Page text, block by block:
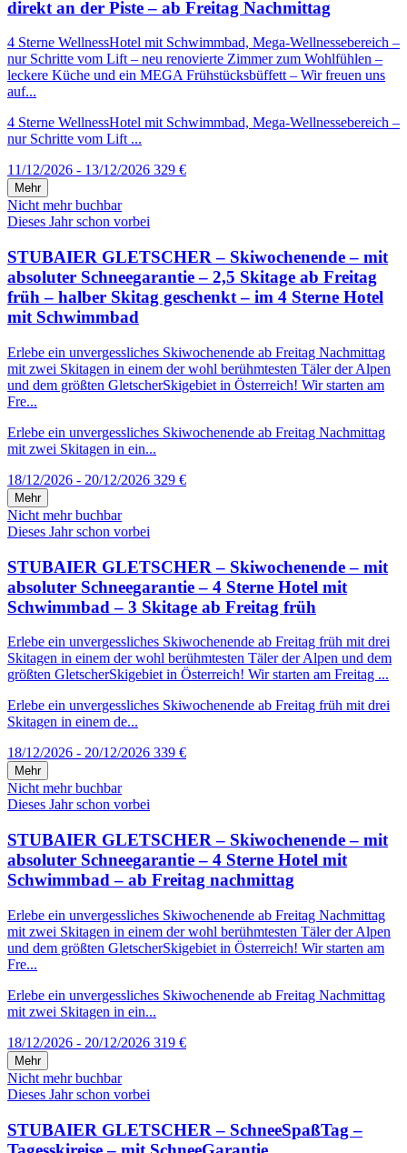
direkt an der Piste – ab Freitag Nachmittag
4 Sterne WellnessHotel mit Schwimmbad, Mega-Wellnessebereich –
nur Schritte vom Lift – neu renovierte Zimmer zum Wohlfühlen –
leckere Küche und ein MEGA Frühstücksbüffett – Wir freuen uns
auf...
4 Sterne WellnessHotel mit Schwimmbad, Mega-Wellnessebereich –
nur Schritte vom Lift ...
11/12/2026 - 13/12/2026 329 €
Mehr
Nicht mehr buchbar
Dieses Jahr schon vorbei
STUBAIER GLETSCHER – Skiwochenende – mit
absoluter Schneegarantie – 2,5 Skitage ab Freitag
früh – halber Skitag geschenkt – im 4 Sterne Hotel
mit Schwimmbad
Erlebe ein unvergessliches Skiwochenende ab Freitag Nachmittag
mit zwei Skitagen in einem der wohl berühmtesten Täler der Alpen
und dem größten GletscherSkigebiet in Österreich! Wir starten am
Fre...
Erlebe ein unvergessliches Skiwochenende ab Freitag Nachmittag
mit zwei Skitagen in ein...
18/12/2026 - 20/12/2026 329 €
Mehr
Nicht mehr buchbar
Dieses Jahr schon vorbei
STUBAIER GLETSCHER – Skiwochenende – mit
absoluter Schneegarantie – 4 Sterne Hotel mit
Schwimmbad – 3 Skitage ab Freitag früh
Erlebe ein unvergessliches Skiwochenende ab Freitag früh mit drei
Skitagen in einem der wohl berühmtesten Täler der Alpen und dem
größten GletscherSkigebiet in Österreich! Wir starten am Freitag ...
Erlebe ein unvergessliches Skiwochenende ab Freitag früh mit drei
Skitagen in einem de...
18/12/2026 - 20/12/2026 339 €
Mehr
Nicht mehr buchbar
Dieses Jahr schon vorbei
STUBAIER GLETSCHER – Skiwochenende – mit
absoluter Schneegarantie – 4 Sterne Hotel mit
Schwimmbad – ab Freitag nachmittag
Erlebe ein unvergessliches Skiwochenende ab Freitag Nachmittag
mit zwei Skitagen in einem der wohl berühmtesten Täler der Alpen
und dem größten GletscherSkigebiet in Österreich! Wir starten am
Fre...
Erlebe ein unvergessliches Skiwochenende ab Freitag Nachmittag
mit zwei Skitagen in ein...
18/12/2026 - 20/12/2026 319 €
Mehr
Nicht mehr buchbar
Dieses Jahr schon vorbei
STUBAIER GLETSCHER – SchneeSpaßTag –